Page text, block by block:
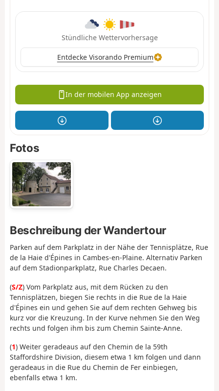
Stündliche Wettervorhersage
Entdecke Visorando Premium
In der mobilen App anzeigen
Fotos
Beschreibung der Wandertour
Parken auf dem Parkplatz in der Nähe der Tennisplätze, Rue
de la Haie d'Épines in Cambes-en-Plaine. Alternativ Parken
auf dem Stadionparkplatz, Rue Charles Decaen.
(S/Z) Vom Parkplatz aus, mit dem Rücken zu den
Tennisplätzen, biegen Sie rechts in die Rue de la Haie
d'Épines ein und gehen Sie auf dem rechten Gehweg bis
kurz vor die Kreuzung. In der Kurve nehmen Sie den Weg
rechts und folgen ihm bis zum Chemin Sainte-Anne.
(1) Weiter geradeaus auf den Chemin de la 59th
Staffordshire Division, diesem etwa 1 km folgen und dann
geradeaus in die Rue du Chemin de Fer einbiegen,
ebenfalls etwa 1 km.